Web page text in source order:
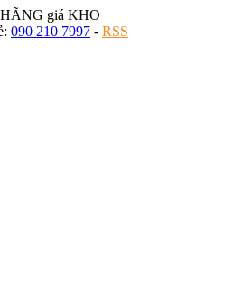
giá KHO
090 210 7997 - RSS